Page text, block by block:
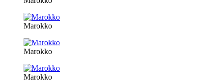
Marokko
Marokko
Marokko